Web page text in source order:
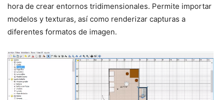
hora de crear entornos tridimensionales. Permite importar
modelos y texturas, así como renderizar capturas a
diferentes formatos de imagen.